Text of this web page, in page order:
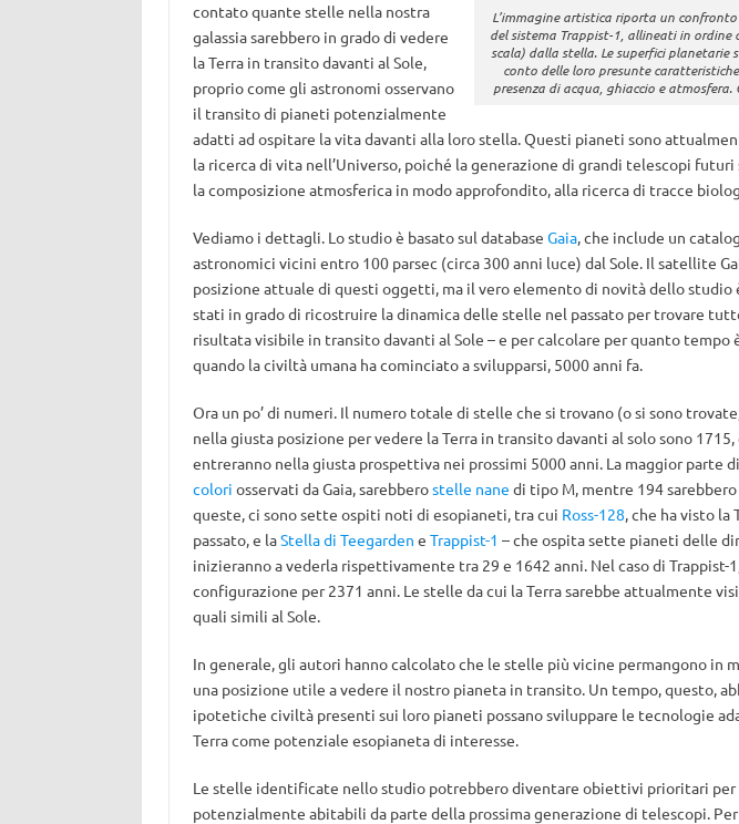
L’immagine artistica riporta un
del sistema Trappist-1, allineati in ordine
scala) dalla stella. Le superfici planetarie
conto delle loro presunte
presenza di acqua, ghiaccio e atmosfera.
contato quante stelle nella nostra
galassia sarebbero in grado di vedere
la Terra in transito davanti al Sole,
proprio come gli astronomi osservano
il transito di pianeti potenzialmente
adatti ad ospitare la vita davanti alla loro stella. Questi pianeti sono
la ricerca di vita nell’Universo, poiché la generazione di grandi telescopi futuri
la composizione atmosferica in modo approfondito, alla ricerca di tracce
Vediamo i dettagli. Lo studio è basato sul database Gaia, che include un
astronomici vicini entro 100 parsec (circa 300 anni luce) dal Sole. Il satellite
posizione attuale di questi oggetti, ma il vero elemento di novità dello studio
stati in grado di ricostruire la dinamica delle stelle nel passato per trovare
risultata visibile in transito davanti al Sole – e per calcolare per quanto tempo
quando la civiltà umana ha cominciato a svilupparsi, 5000 anni fa.
Ora un po’ di numeri. Il numero totale di stelle che si trovano (o si sono
nella giusta posizione per vedere la Terra in transito davanti al solo sono
entreranno nella giusta prospettiva nei prossimi 5000 anni. La maggior parte
colori osservati da Gaia, sarebberostelle nane di tipo M, mentre 194
queste, ci sono sette ospiti noti di esopianeti, tra cui Ross-128, che ha visto la
passato, e laStella di Teegarden e Trappist-1 – che ospita sette pianeti delle
inizieranno a vederla rispettivamente tra 29 e 1642 anni. Nel caso di Trappist-
configurazione per 2371 anni. Le stelle da cui la Terra sarebbe attualmente
quali simili al Sole.
In generale, gli autori hanno calcolato che le stelle più vicine permangono in
una posizione utile a vedere il nostro pianeta in transito. Un tempo, questo,
ipotetiche civiltà presenti sui loro pianeti possano sviluppare le tecnologie
Terra come potenziale esopianeta di interesse.
Le stelle identificate nello studio potrebbero diventare obiettivi prioritari per
potenzialmente abitabili da parte della prossima generazione di telescopi.